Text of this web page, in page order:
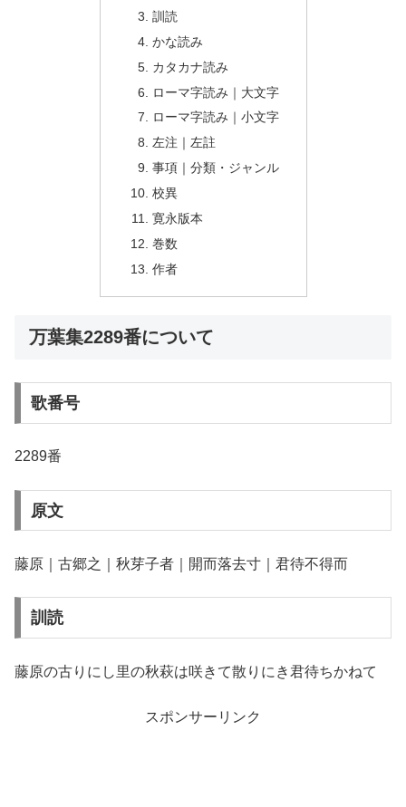
訓読
かな読み
カタカナ読み
ローマ字読み｜大文字
ローマ字読み｜小文字
左注｜左註
事項｜分類・ジャンル
校異
寛永版本
巻数
作者
万葉集2289番について
歌番号
2289番
原文
藤原｜古郷之｜秋芽子者｜開而落去寸｜君待不得而
訓読
藤原の古りにし里の秋萩は咲きて散りにき君待ちかねて
スポンサーリンク